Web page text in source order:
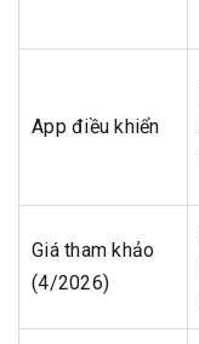
App điều khiển
Giá tham khảo
(4/2026)